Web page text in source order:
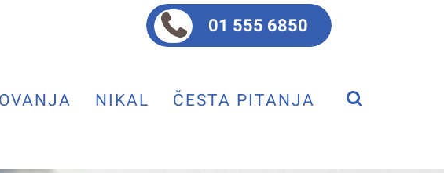
01 555 6850
NIKAL ČESTA PITANJA